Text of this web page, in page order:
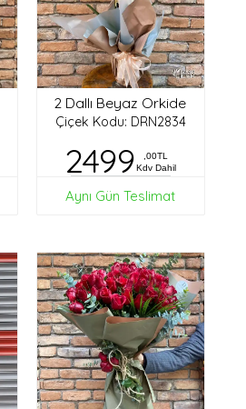
2 Dallı Beyaz Orkide
Çiçek Kodu: DRN2834
2499
,00TL
Kdv Dahil
Aynı Gün Teslimat